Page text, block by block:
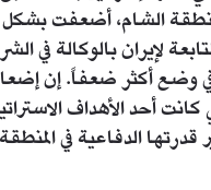
الشام، أضعفت بشكل
لإيران بالوكالة في
وضع أكثر ضعفاً. إن
كانت أحد الأهداف
الدفاعية في